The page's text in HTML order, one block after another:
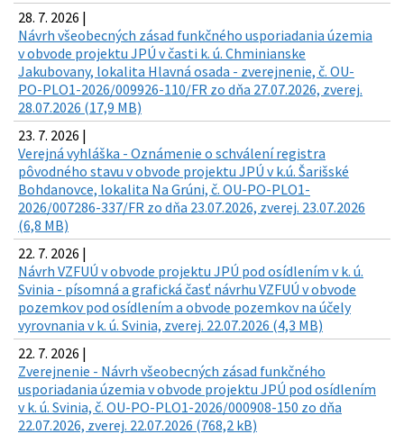
28. 7. 2026 |
Návrh všeobecných zásad funkčného usporiadania územia
v obvode projektu JPÚ v časti k. ú. Chminianske
Jakubovany, lokalita Hlavná osada - zverejnenie, č. OU-
PO-PLO1-2026/009926-110/FR zo dňa 27.07.2026, zverej.
28.07.2026 (17,9 MB)
23. 7. 2026 |
Verejná vyhláška - Oznámenie o schválení registra
pôvodného stavu v obvode projektu JPÚ v k.ú. Šarišské
Bohdanovce, lokalita Na Grúni, č. OU-PO-PLO1-
2026/007286-337/FR zo dňa 23.07.2026, zverej. 23.07.2026
(6,8 MB)
22. 7. 2026 |
Návrh VZFUÚ v obvode projektu JPÚ pod osídlením v k. ú.
Svinia - písomná a grafická časť návrhu VZFUÚ v obvode
pozemkov pod osídlením a obvode pozemkov na účely
vyrovnania v k. ú. Svinia, zverej. 22.07.2026 (4,3 MB)
22. 7. 2026 |
Zverejnenie - Návrh všeobecných zásad funkčného
usporiadania územia v obvode projektu JPÚ pod osídlením
v k. ú. Svinia, č. OU-PO-PLO1-2026/000908-150 zo dňa
22.07.2026, zverej. 22.07.2026 (768,2 kB)